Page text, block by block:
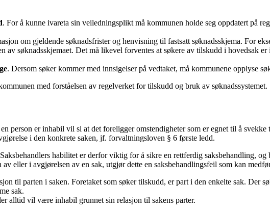
. For å kunne ivareta sin veiledningsplikt må kommunen holde seg oppdatert på
om gjeldende søknadsfrister og henvisning til fastsatt søknadsskjema. For
søknadsskjemaet. Det må likevel forventes at søkere av tilskudd i hovedsak
. Dersom søker kommer med innsigelser på vedtaket, må kommunene opplyse
med forståelsen av regelverket for tilskudd og bruk av søknadssystemet.
er inhabil vil si at det foreligger omstendigheter som er egnet til å svekke
i den konkrete saken, jf. forvaltningsloven § 6 første ledd.
habilitet er derfor viktig for å sikre en rettferdig saksbehandling,
eller i avgjørelsen av en sak, utgjør dette en saksbehandlingsfeil som kan
til parten i saken. Foretaket som søker tilskudd, er part i den enkelte sak. Der
sak.
alltid vil være inhabil grunnet sin relasjon til sakens parter.